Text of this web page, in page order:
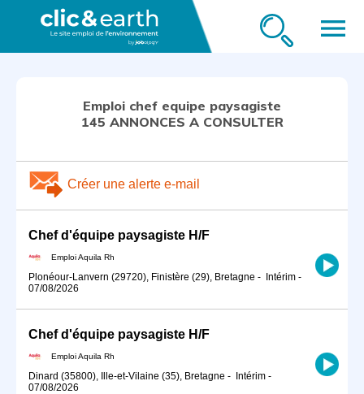
menu
Emploi chef equipe paysagiste
145 ANNONCES A CONSULTER
Créer une alerte e-mail
Chef d'équipe paysagiste H/F
Emploi Aquila Rh
Plonéour-Lanvern (29720), Finistère (29), Bretagne - Intérim -
07/08/2026
Chef d'équipe paysagiste H/F
Emploi Aquila Rh
Dinard (35800), Ille-et-Vilaine (35), Bretagne - Intérim -
07/08/2026